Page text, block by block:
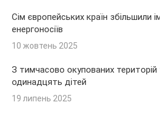
Сім європейських країн збільшили
енергоносіїв
10 жовтень 2025
З тимчасово окупованих
одинадцять дітей
19 липень 2025